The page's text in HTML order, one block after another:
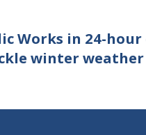
Works in 24-
winter weather